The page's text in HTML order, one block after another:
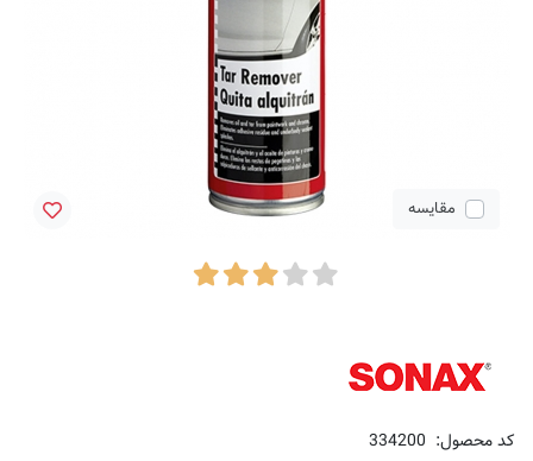
مقایسه
کد محصول: 334200